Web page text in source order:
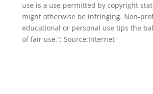
use is a use permitted by copyright
might otherwise be infringing. Non-
educational or personal use tips the
of fair use.”; Source:Internet